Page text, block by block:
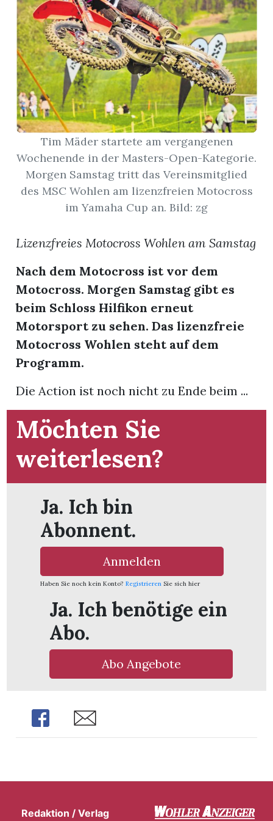
App
Tim Mäder startete am vergangenen
Wochenende in der Masters-Open-Kategorie.
Morgen Samstag tritt das Vereinsmitglied
des MSC Wohlen am lizenzfreien Motocross
im Yamaha Cup an. Bild: zg
Lizenzfreies Motocross Wohlen am Samstag
Nach dem Motocross ist vor dem
Motocross. Morgen Samstag gibt es
beim Schloss Hilfikon erneut
Motorsport zu sehen. Das lizenzfreie
Motocross Wohlen steht auf dem
Programm.
Die Action ist noch nicht zu Ende beim ...
Möchten Sie
weiterlesen?
Ja. Ich bin
Abonnent.
Anmelden
Haben Sie noch kein Konto? Registrieren Sie sich hier
Ja. Ich benötige ein
Abo.
Abo Angebote
Share Share
Redaktion / Verlag